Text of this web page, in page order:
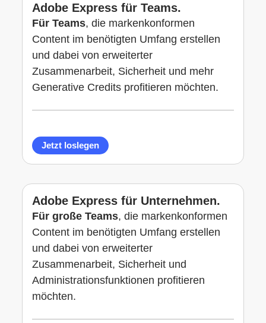
Adobe Express für Teams.
Für Teams, die markenkonformen
Content im benötigten Umfang erstellen
und dabei von erweiterter
Zusammenarbeit, Sicherheit und mehr
Generative Credits profitieren möchten.
Jetzt loslegen
Adobe Express für Unternehmen.
Für große Teams, die markenkonformen
Content im benötigten Umfang erstellen
und dabei von erweiterter
Zusammenarbeit, Sicherheit und
Administrationsfunktionen profitieren
möchten.